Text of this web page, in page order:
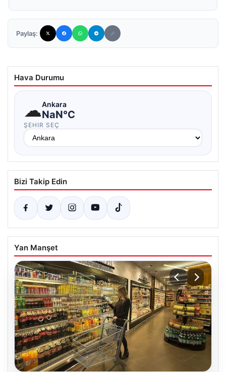
Paylaş:
Hava Durumu
☁Ankara
NaN°C
ŞEHIR SEÇ
Bizi Takip Edin
Yan Manşet